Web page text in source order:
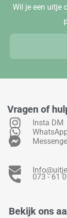
Wil je een uitje
Vragen of
Insta DM
073 - 61
Bekijk ons